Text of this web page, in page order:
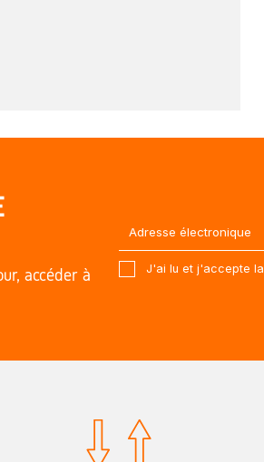
accéder à
J'ai lu et j'accepte la